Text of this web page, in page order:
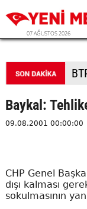
07 AĞUSTOS 2026
Baykal:
09.08.2001 00:00:00
CHP Genel
dışı kalması
sokulmasının